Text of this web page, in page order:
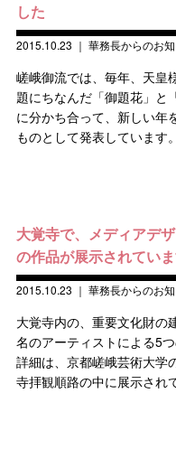
した
2015.10.23 ｜ 華務長からのお
嵯峨御流では、毎年、天皇
題にちなんだ「御題花」と
に分かち合って、新しい年
ものとして発表しています
大覚寺で、メディアデ
の作品が展示されてい
2015.10.23 ｜ 華務長からのお
大覚寺内の、重要文化財の
名のアーティストによる5
詳細は、京都嵯峨芸術大学
寺拝観順路の中に展示され